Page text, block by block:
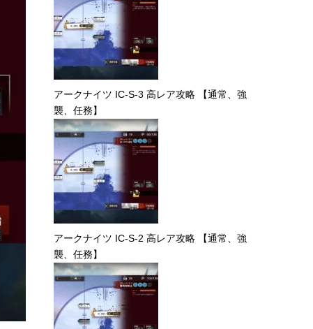
アークナイツ IC-S-3 高レア攻略 【通常、強
襲、任務】
アークナイツ IC-S-2 高レア攻略 【通常、強
襲、任務】